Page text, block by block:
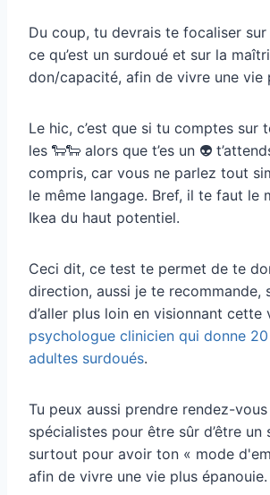
Du coup, tu devrais te focaliser
ce qu’est un surdoué et sur la
don/capacité, afin de vivre une vie
Le hic, c’est que si tu comptes sur
les 🐑🐑 alors que t’es un 👽
compris, car vous ne parlez tout
le même langage. Bref, il te faut le
Ikea du haut potentiel.
Ceci dit, ce test te permet de te
direction, aussi je te recommande,
d’aller plus loin en visionnant cette
psychologue clinicien qui donne
adultes surdoués.
Tu peux aussi prendre rendez-
spécialistes pour être sûr d’être un
surtout pour avoir ton « mode
afin de vivre une vie plus épanouie.